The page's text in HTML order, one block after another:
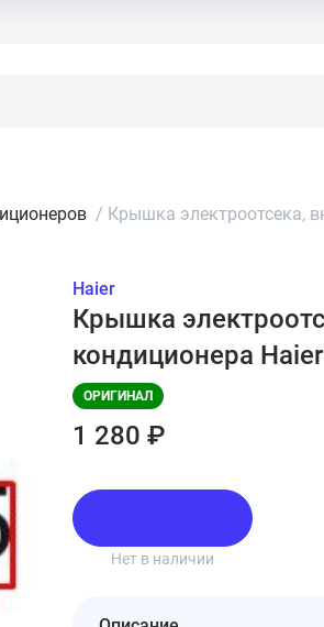
/ Крышка электроотсека,
Haier
Крышка
кондиционера
ОРИГИНАЛ
1 280 ₽
Нет в наличии